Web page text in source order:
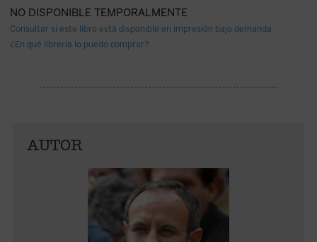
NO DISPONIBLE TEMPORALMENTE
Consultar si este libro está disponible en impresión bajo demanda
¿En qué librería lo puedo comprar?
AUTOR